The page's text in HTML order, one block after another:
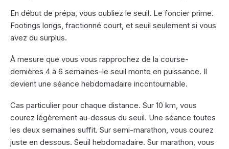
En début de prépa, vous oubliez le seuil. Le foncier prime.
Footings longs, fractionné court, et seuil seulement si vous
avez du surplus.
À mesure que vous vous rapprochez de la course-
dernières 4 à 6 semaines-le seuil monte en puissance. Il
devient une séance hebdomadaire incontournable.
Cas particulier pour chaque distance. Sur 10 km, vous
courez légèrement au-dessus du seuil. Une séance toutes
les deux semaines suffit. Sur semi-marathon, vous courez
juste en dessous. Seuil hebdomadaire. Sur marathon, vous